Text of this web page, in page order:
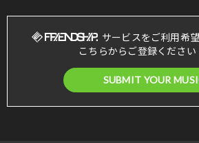
サービスをご利用希
こちらからご登録ください
SUBMIT YOUR